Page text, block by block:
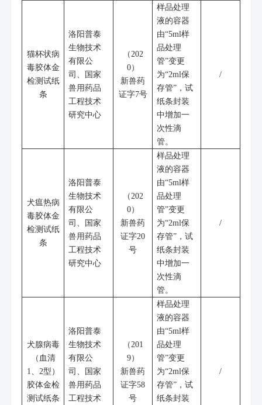
猫杯状病
毒胶体金
检测试纸
条
洛阳普泰
生物技术
有限公
司、国家
兽用药品
工程技术
研究中心
（202
0）
新兽药
证字7号
样品处理
液的容器
由“5ml样
品处理
管”变更
为“2ml保
存管” ，试
纸条封装
中增加一
次性滴
管。
/
犬瘟热病
毒胶体金
检测试纸
条
洛阳普泰
生物技术
有限公
司、国家
兽用药品
工程技术
研究中心
（202
0）
新兽药
证字20
号
样品处理
液的容器
由“5ml样
品处理
管”变更
为“2ml保
存管” ，试
纸条封装
中增加一
次性滴
管。
/
犬腺病毒
（血清
1、 2型）
胶体金检
测试纸条
洛阳普泰
生物技术
有限公
司、国家
兽用药品
工程技术
（201
9）
新兽药
证字58
号
样品处理
液的容器
由“5ml样
品处理
管”变更
为“2ml保
存管” ，试
纸条封装
/